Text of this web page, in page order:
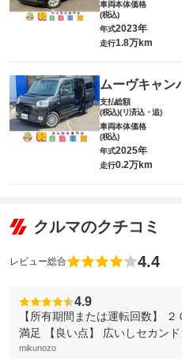
車両本体価格
(税込)
年式2023年
走行1.8万km
ムーヴキャン
支払総額
(税込)(リ済込・追)
車両本体価格
(税込)
年式2025年
走行0.2万km
クルマのクチコミ
レビュー総合 4.4
4.9
【所有期間または運転回数】
満足 【良い点】 広いしセカンド
mikunozo